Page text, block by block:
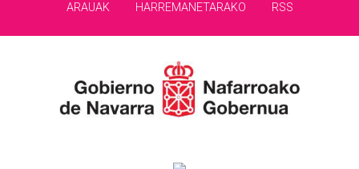
ARAUAK HARREMANETARAKO RSS